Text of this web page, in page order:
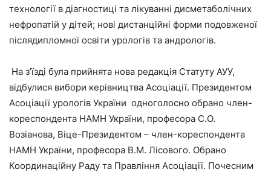
технології в діагностиці та лікуванні дисметаболічних
нефропатій у дітей; нові дистанційні форми подовженої
післядипломної освіти урологів та андрологів.
На з’їзді була прийнята нова редакція Статуту АУУ,
відбулися вибори керівництва Асоціації. Президентом
Асоціації урологів України одноголосно обрано член-
кореспондента НАМН України, професора С.О.
Возіанова, Віце-Президентом – член-кореспондента
НАМН України, професора В.М. Лісового. Обрано
Координаційну Раду та Правління Асоціації. Почесним